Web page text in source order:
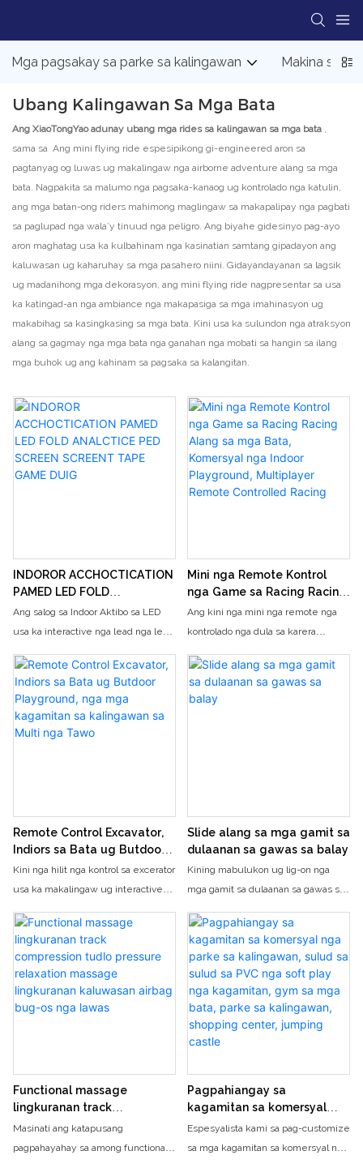
Mga pagsakay sa parke sa kalingawan Makina sa
Ubang Kalingawan Sa Mga Bata
Ang XiaoTongYao adunay ubang mga rides sa kalingawan sa mga bata ,
sama sa Ang mini flying ride espesipikong gi-engineered aron sa
pagtanyag og luwas ug makalingaw nga airborne adventure alang sa mga
bata. Nagpakita sa malumo nga pagsaka-kanaog ug kontrolado nga katulin,
ang mga batan-ong riders mahimong maglingaw sa makapalipay nga pagbati
sa paglupad nga wala’y tinuud nga peligro. Ang biyahe gidesinyo pag-ayo
aron maghatag usa ka kulbahinam nga kasinatian samtang gipadayon ang
kaluwasan ug kaharuhay sa mga pasahero niini. Gidayandayanan sa lagsik
ug madanihong mga dekorasyon, ang mini flying ride nagpresentar sa usa
ka katingad-an nga ambiance nga makapasiga sa mga imahinasyon ug
makabihag sa kasingkasing sa mga bata. Kini usa ka sulundon nga atraksyon
alang sa gagmay nga mga bata nga ganahan nga mobati sa hangin sa ilang
mga buhok ug ang kahinam sa pagsaka sa kalangitan.
INDOROR ACCHOCTICATION
PAMED LED FOLD
ANALCTICE PED SCREEN
SCREENT TAPE GAME DUIG
Ang salog sa Indoor Aktibo sa LED
usa ka interactive nga lead nga lead
ka talagsaon ug moapil nga
kasinatian alang sa mga magdudula
sa tanan nga edad. Nga adunay mga
gaan nga suga ug interactive
bisita
Mini nga Remote Kontrol
nga Game sa Racing Racing
Alang sa mga Bata,
Komersyal nga Indoor
Remote Controlled Racing
Ang kini nga mini nga remote nga
kontrolado nga dula sa karera
makatagamtam sa kompetisyon sa
karera sa usa ka komersyal nga
Remote Control Excavator,
Indiors sa Bata ug Butdoor
Playground, nga mga
kagamitan sa kalingawan sa
Kini nga hilit nga kontrol sa excerator
usa ka makalingaw ug interactive
sa sulud sa bisan unsang mga bata o
dula sa gawas. Nga adunay kaarang
alang sa daghang mga bata nga
mag-uban sa pagdula, naghatag
mga oras sa kalingawan ug
Slide alang sa mga gamit sa
dulaanan sa gawas sa balay
Kining mabulukon ug lig-on nga
mga gamit sa dulaanan sa gawas sa
makahatag ug mga oras sa
kalingawan alang sa mga bata sa
tanang edad. Uban sa usa ka luwas
nga disenyo ug hamis nga nawong,
ang mga bata mahimong mag-slide
sa balik-balik nga kasayon
Functional massage
lingkuranan track
compression tudlo pressure
relaxation massage
Masinati ang katapusang
pagpahayahay sa among functional
Pagpahiangay sa
kagamitan sa komersyal
nga parke sa kalingawan,
sulud sa sulud sa PVC nga
Espesyalista kami sa pag-customize
sa mga kagamitan sa komersyal nga